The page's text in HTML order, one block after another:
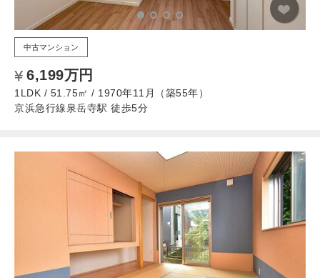
中古マンション
6,199万円
1LDK / 51.75㎡ / 1970年11月（築55年）
京浜急行線泉岳寺駅 徒歩5分